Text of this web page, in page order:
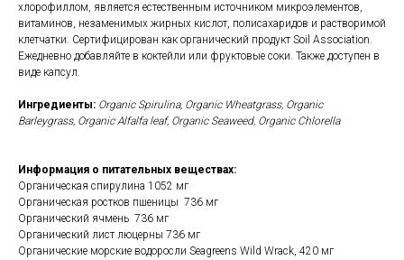
хлорофиллом, является естественным источником микроэлементов,
витаминов, незаменимых жирных кислот, полисахаридов и растворимой
клетчатки. Сертифицирован как органический продукт Soil Association.
Ежедневно добавляйте в коктейли или фруктовые соки. Также доступен в
виде капсул.
Ингредиенты: Organic Spirulina, Organic Wheatgrass, Organic
Barleygrass, Organic Alfalfa leaf, Organic Seaweed, Organic Chlorella
Информация о питательных веществах:
Органическая спирулина 1052 мг
Органическая ростков пшеницы 736 мг
Органический ячмень 736 мг
Органический лист люцерны 736 мг
Органические морские водоросли Seagreens Wild Wrack, 420 мг